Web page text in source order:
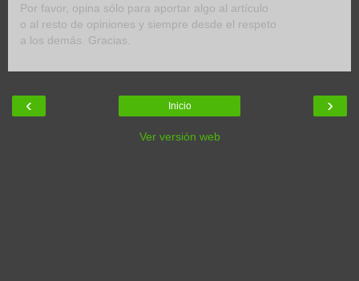
Por favor, opina sólo para aportar algo al artículo
o al resto de opiniones y siempre desde el respeto
a los demás. Gracias.
‹ ›
Inicio
Ver versión web